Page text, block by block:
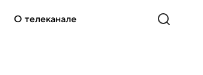
О телеканале